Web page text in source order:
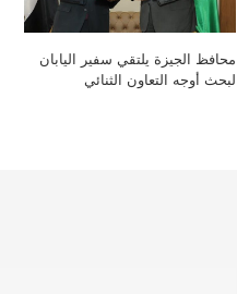
محافظ الجيزة يلتقي سفير اليابان
لبحث أوجه التعاون الثنائي